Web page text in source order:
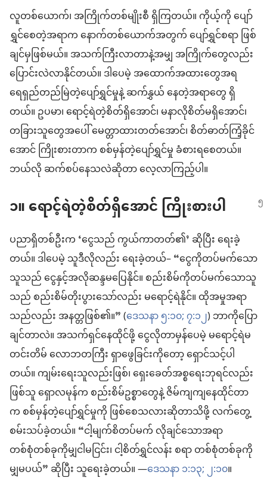
လူတစ်ယောက်၊ အကြိုက်တစ်မျိုးစီ ရှိကြတယ်။ ကိုယ့်ကို ပျော်
ရွှင်စေတဲ့အရာက နောက်တစ်ယောက်အတွက် ပျော်ရွှင်စရာ ဖြစ်
ချင်မှဖြစ်မယ်။ အသက်ကြီးလာတာနဲ့အမျှ အကြိုက်တွေလည်း
ပြောင်းလဲလာနိုင်တယ်။ ဒါပေမဲ့ အထောက်အထားတွေအရ
ရေရှည်တည်မြဲတဲ့ပျော်ရွှင်မှုနဲ့ ဆက်နွှယ် နေတဲ့အရာတွေ ရှိ
တယ်။ ဥပမာ၊ ရောင့်ရဲတဲ့စိတ်ရှိအောင်၊ မနာလိုစိတ်မရှိအောင်၊
တခြားသူတွေအပေါ် မေတ္တာထားတတ်အောင်၊ စိတ်ဓာတ်ကြံ့ခိုင်
အောင် ကြိုးစားတာက စစ်မှန်တဲ့ပျော်ရွှင်မှု ခံစားရစေတယ်။
ဘယ်လို ဆက်စပ်နေသလဲဆိုတာ လေ့လာကြည့်ပါ။
၁။ ရောင့်ရဲတဲ့စိတ်ရှိအောင် ကြိုးစားပါ
ပညာရှိတစ်ဦးက ‘ငွေသည် ကွယ်ကာတတ်၏’ ဆိုပြီး ရေးခဲ့
တယ်။ ဒါပေမဲ့ သူဒီလိုလည်း ရေးခဲ့တယ်– “ငွေကိုတပ်မက်သော
သူသည် ငွေနှင့်အလိုဆန္ဒမပြေနိုင်။ စည်းစိမ်ကိုတပ်မက်သောသူ
သည် စည်းစိမ်တိုးပွားသော်လည်း မရောင့်ရဲနိုင်။ ထိုအမှုအရာ
သည်လည်း အနတ္တဖြစ်၏။” (ဒေသနာ ၅:၁၀;၇:၁၂) ဘာကိုပြော
ချင်တာလဲ။ အသက်ရှင်နေထိုင်ဖို့ ငွေလိုတာမှန်ပေမဲ့ မရောင့်ရဲမ
တင်းတိမ် လောဘတကြီး ရှာဖွေခြင်းကိုတော့ ရှောင်သင့်ပါ
တယ်။ ကျမ်းရေးသူလည်းဖြစ်၊ ရှေးခေတ်အစ္စရေးဘုရင်လည်း
ဖြစ်သူ ရှောလမုန်က စည်းစိမ်ဥစ္စာတွေနဲ့ ဇိမ်ကျကျနေထိုင်တာ
က စစ်မှန်တဲ့ပျော်ရွှင်မှုကို ဖြစ်စေသလားဆိုတာသိဖို့ လက်တွေ့
စမ်းသပ်ခဲ့တယ်။ “ငါ့မျက်စိတပ်မက် လိုချင်သောအရာ
တစ်စုံတစ်ခုကိုမျှငါမငြင်း၊ ငါ့စိတ်ရွှင်လန်း စရာ တစ်စုံတစ်ခုကို
မျှမပယ်” ဆိုပြီး သူရေးခဲ့တယ်။ —ဒေသနာ ၁:၁၃;၂:၁၀။